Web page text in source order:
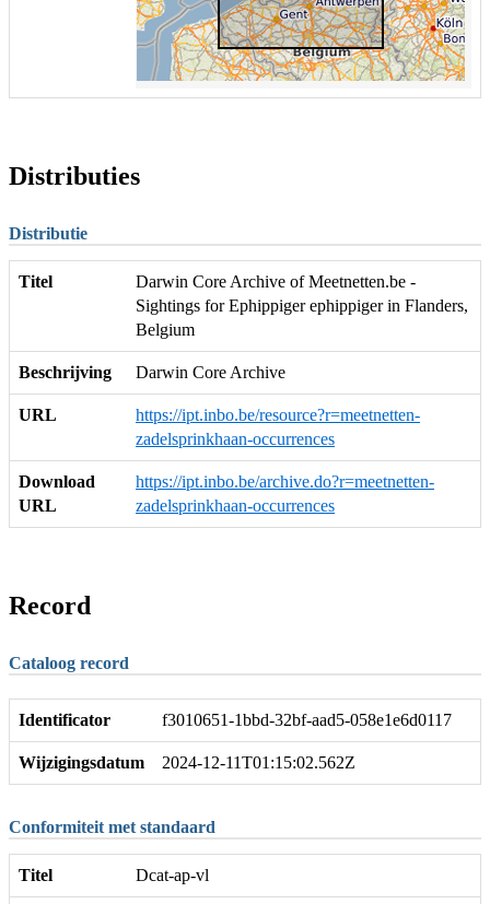
Distributies
Distributie
Titel
Darwin Core Archive of Meetnetten.be -
Sightings for Ephippiger ephippiger in Flanders,
Belgium
Beschrijving Darwin Core Archive
URL
https://ipt.inbo.be/resource?r=meetnetten-
zadelsprinkhaan-occurrences
Download
URL
https://ipt.inbo.be/archive.do?r=meetnetten-
zadelsprinkhaan-occurrences
Record
Cataloog record
Identificator f3010651-1bbd-32bf-aad5-058e1e6d0117
Wijzigingsdatum 2024-12-11T01:15:02.562Z
Conformiteit met standaard
Titel Dcat-ap-vl